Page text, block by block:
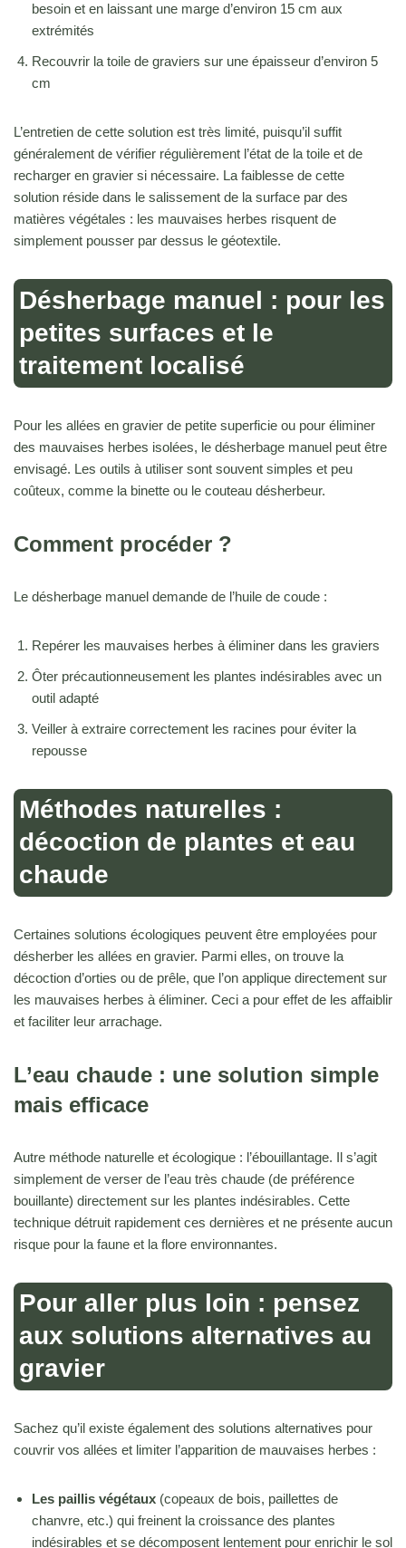
besoin et en laissant une marge d’environ 15 cm aux
extrémités
Recouvrir la toile de graviers sur une épaisseur d’environ 5
cm
L’entretien de cette solution est très limité, puisqu’il suffit
généralement de vérifier régulièrement l’état de la toile et de
recharger en gravier si nécessaire. La faiblesse de cette
solution réside dans le salissement de la surface par des
matières végétales : les mauvaises herbes risquent de
simplement pousser par dessus le géotextile.
Désherbage manuel : pour les
petites surfaces et le
traitement localisé
Pour les allées en gravier de petite superficie ou pour éliminer
des mauvaises herbes isolées, le désherbage manuel peut être
envisagé. Les outils à utiliser sont souvent simples et peu
coûteux, comme la binette ou le couteau désherbeur.
Comment procéder ?
Le désherbage manuel demande de l’huile de coude :
Repérer les mauvaises herbes à éliminer dans les graviers
Ôter précautionneusement les plantes indésirables avec un
outil adapté
Veiller à extraire correctement les racines pour éviter la
repousse
Méthodes naturelles :
décoction de plantes et eau
chaude
Certaines solutions écologiques peuvent être employées pour
désherber les allées en gravier. Parmi elles, on trouve la
décoction d’orties ou de prêle, que l’on applique directement sur
les mauvaises herbes à éliminer. Ceci a pour effet de les affaiblir
et faciliter leur arrachage.
L’eau chaude : une solution simple
mais efficace
Autre méthode naturelle et écologique : l’ébouillantage. Il s’agit
simplement de verser de l’eau très chaude (de préférence
bouillante) directement sur les plantes indésirables. Cette
technique détruit rapidement ces dernières et ne présente aucun
risque pour la faune et la flore environnantes.
Pour aller plus loin : pensez
aux solutions alternatives au
gravier
Sachez qu’il existe également des solutions alternatives pour
couvrir vos allées et limiter l’apparition de mauvaises herbes :
Les paillis végétaux (copeaux de bois, paillettes de
chanvre, etc.) qui freinent la croissance des plantes
indésirables et se décomposent lentement pour enrichir le sol